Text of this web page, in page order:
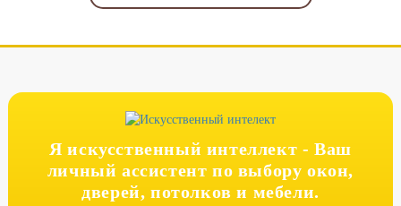
Я искусственный интеллект - Ваш
личный ассистент по выбору окон,
дверей, потолков и мебели.